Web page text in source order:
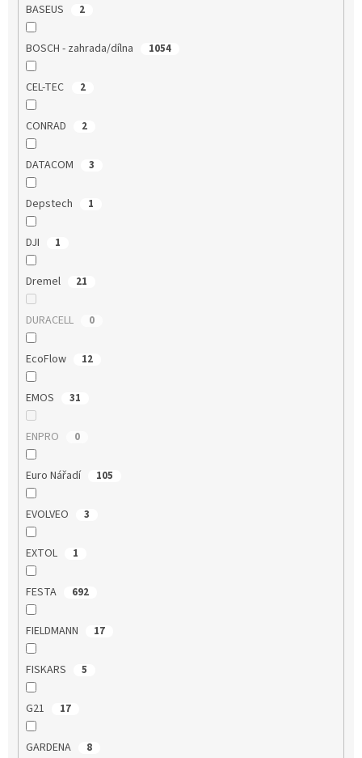
BASEUS 2
BOSCH - zahrada/dílna 1054
CEL-TEC 2
CONRAD 2
DATACOM 3
Depstech 1
DJI 1
Dremel 21
DURACELL 0
EcoFlow 12
EMOS 31
ENPRO 0
Euro Nářadí 105
EVOLVEO 3
EXTOL 1
FESTA 692
FIELDMANN 17
FISKARS 5
G21 17
GARDENA 8